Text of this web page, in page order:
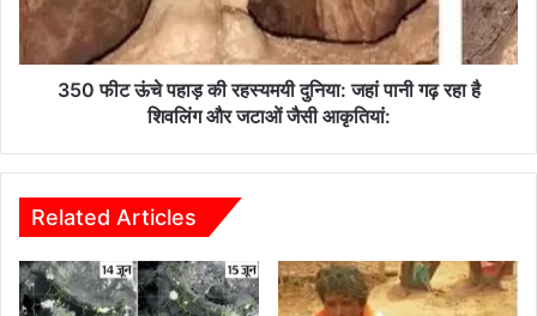
दुनिया:
जहां
पानी
जटाओं
जैसी
आकृतियां:
350 फीट ऊंचे पहाड़ की रहस्यमयी दुनिया: जहां पानी गढ़ रहा है
शिवलिंग और जटाओं जैसी आकृतियां:
Related Articles